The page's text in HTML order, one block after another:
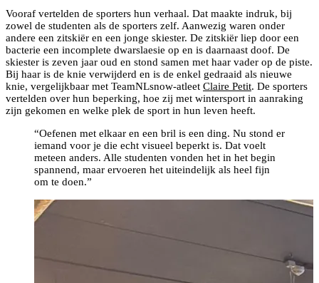
Vooraf vertelden de sporters hun verhaal. Dat maakte indruk, bij
zowel de studenten als de sporters zelf. Aanwezig waren onder
andere een zitskiër en een jonge skiester. De zitskiër liep door een
bacterie een incomplete dwarslaesie op en is daarnaast doof. De
skiester is zeven jaar oud en stond samen met haar vader op de piste.
Bij haar is de knie verwijderd en is de enkel gedraaid als nieuwe
knie, vergelijkbaar met TeamNLsnow-atleet Claire Petit. De sporters
vertelden over hun beperking, hoe zij met wintersport in aanraking
zijn gekomen en welke plek de sport in hun leven heeft.
“Oefenen met elkaar en een bril is een ding. Nu stond er
iemand voor je die echt visueel beperkt is. Dat voelt
meteen anders. Alle studenten vonden het in het begin
spannend, maar ervoeren het uiteindelijk als heel fijn
om te doen.”